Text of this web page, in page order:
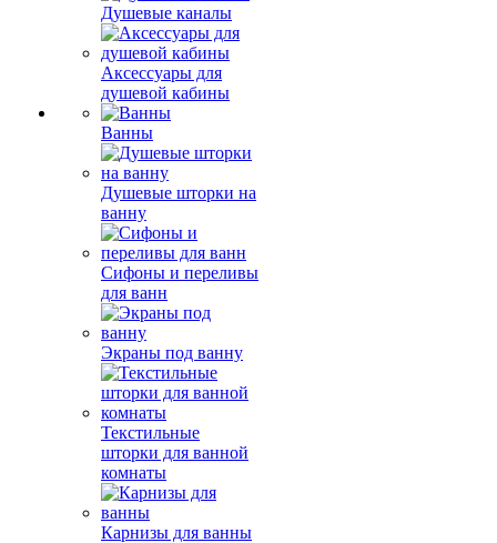
Душевые каналы
Аксессуары для
душевой кабины
Ванны
Душевые шторки на
ванну
Сифоны и переливы
для ванн
Экраны под ванну
Текстильные
шторки для ванной
комнаты
Карнизы для ванны